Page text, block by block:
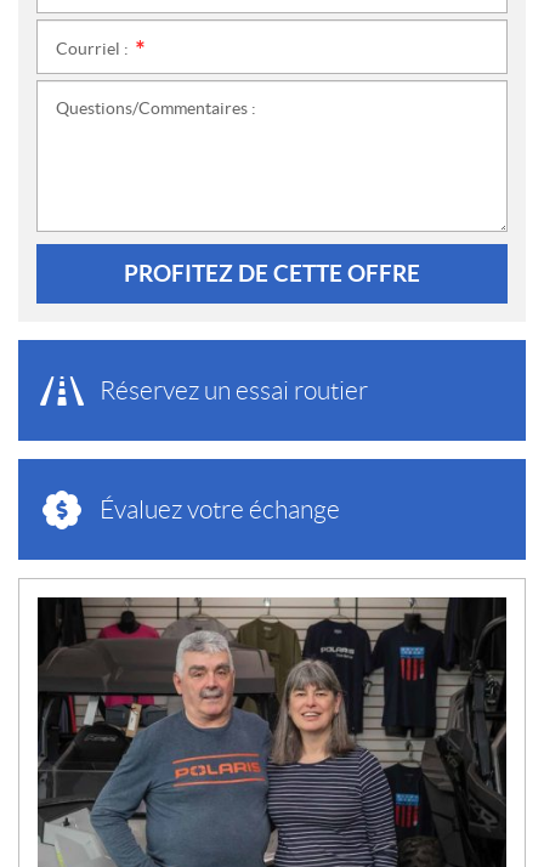
Courriel :
Questions/Commentaires :
PROFITEZ DE CETTE OFFRE
Réservez un essai routier
Évaluez votre échange
N
U
V
E
L
L
E
S